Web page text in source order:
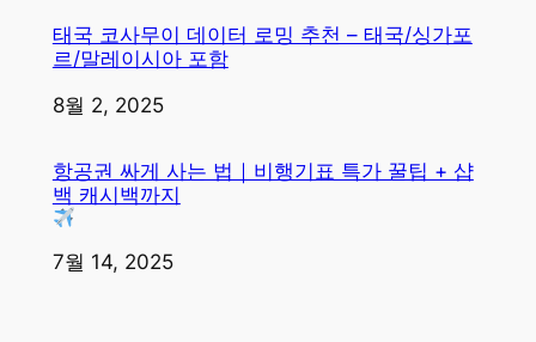
태국 코사무이 데이터 로밍 추천 – 태국/싱가포
르/말레이시아 포함
일자
8월 2, 2025
항공권 싸게 사는 법｜비행기표 특가 꿀팁 + 샵
백 캐시백까지
일자
7월 14, 2025